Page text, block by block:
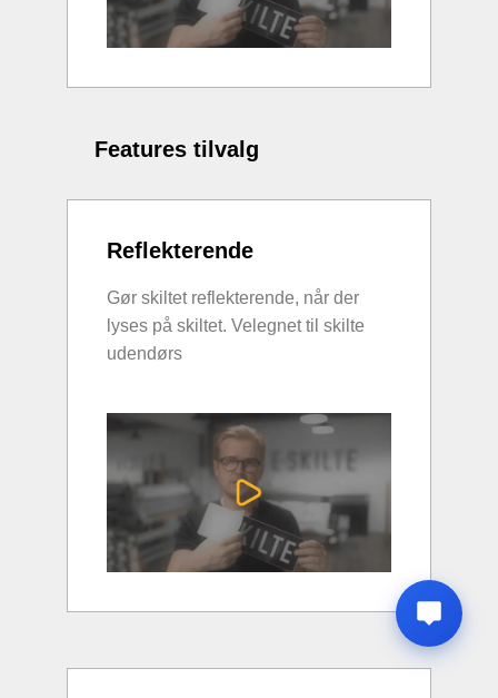
Features tilvalg
Reflekterende
Gør skiltet reflekterende, når der
lyses på skiltet. Velegnet til skilte
udendørs